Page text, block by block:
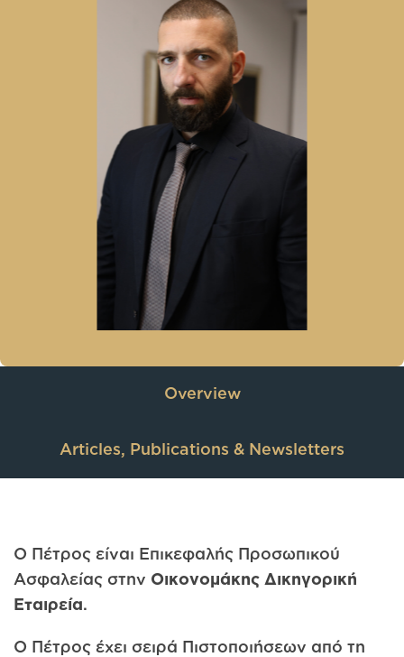
Overview
Articles, Publications & Newsletters
Ο Πέτρος είναι Επικεφαλής Προσωπικού
Ασφαλείας στην Οικονομάκης Δικηγορική
Εταιρεία.
Ο Πέτρος έχει σειρά Πιστοποιήσεων από τη